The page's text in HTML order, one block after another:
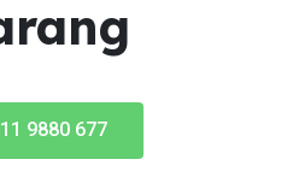
9880 677